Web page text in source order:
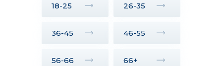
18-25 26-35
36-45 46-55
56-66 66+